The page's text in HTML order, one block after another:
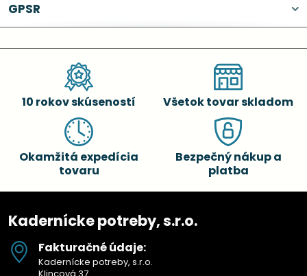
GPSR
10 rokov skúseností Všetok tovar skladom
Okamžitá expedícia
tovaru
Bezpečný nákup a
platba
Kadernícke potreby, s.r.o.
Fakturačné údaje:
Kadernícke potreby, s.r.o.